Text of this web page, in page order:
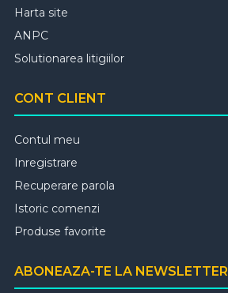
Harta site
ANPC
Solutionarea litigiilor
CONT CLIENT
Contul meu
Inregistrare
Recuperare parola
Istoric comenzi
Produse favorite
ABONEAZA-TE LA NEWSLETTER